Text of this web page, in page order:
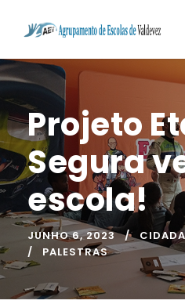
Projeto
Segura
escola!
JUNHO 6, 2023
PALESTRAS